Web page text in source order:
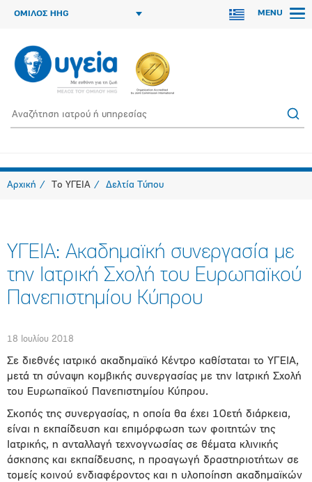
ΟΜΙΛΟΣ HHG MENU
Αρχική Το ΥΓΕΙΑ Δελτία Τύπου
ΥΓΕΙΑ: Ακαδημαϊκή συνεργασία με
την Ιατρική Σχολή του Ευρωπαϊκού
Πανεπιστημίου Κύπρου
18 Ιουλίου 2018
Σε διεθνές ιατρικό ακαδημαϊκό Κέντρο καθίσταται το ΥΓΕΙΑ,
μετά τη σύναψη κομβικής συνεργασίας με την Ιατρική Σχολή
του Ευρωπαϊκού Πανεπιστημίου Κύπρου.
Σκοπός της συνεργασίας, η οποία θα έχει 10ετή διάρκεια,
είναι η εκπαίδευση και επιμόρφωση των φοιτητών της
Ιατρικής, η ανταλλαγή τεχνογνωσίας σε θέματα κλινικής
άσκησης και εκπαίδευσης, η προαγωγή δραστηριοτήτων σε
τομείς κοινού ενδιαφέροντος και η υλοποίηση ακαδημαϊκών